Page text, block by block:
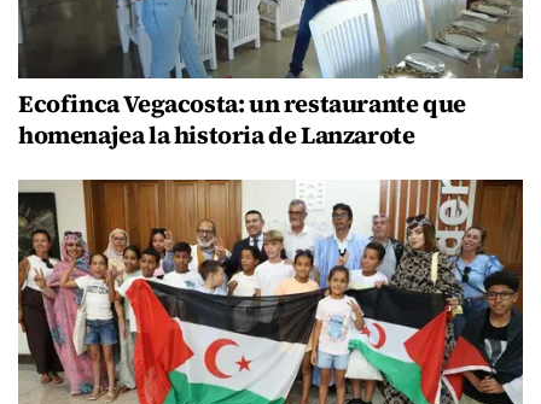
Ecofinca Vegacosta: un restaurante que
homenajea la historia de Lanzarote